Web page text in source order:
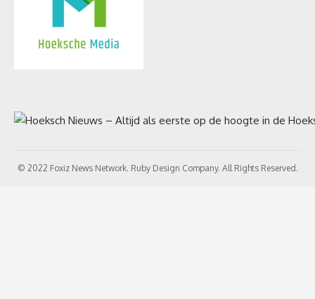
© 2022 Foxiz News Network. Ruby Design Company. All Rights Reserved.